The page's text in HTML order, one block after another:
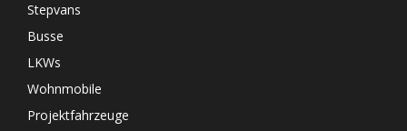
Stepvans
Busse
LKWs
Wohnmobile
Projektfahrzeuge